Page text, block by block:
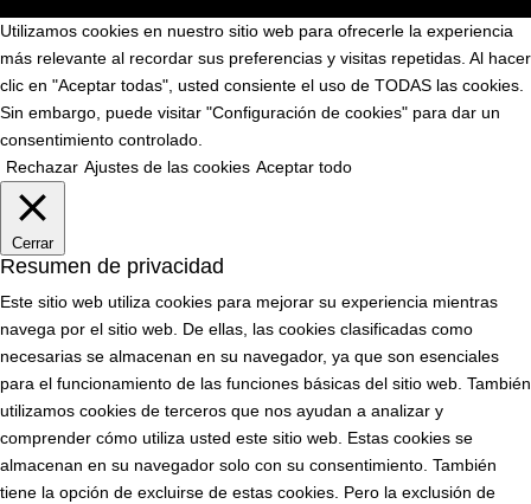
Utilizamos cookies en nuestro sitio web para ofrecerle la experiencia
más relevante al recordar sus preferencias y visitas repetidas. Al hacer
clic en "Aceptar todas", usted consiente el uso de TODAS las cookies.
Sin embargo, puede visitar "Configuración de cookies" para dar un
consentimiento controlado.
Rechazar Ajustes de las cookies Aceptar todo
Cerrar
Resumen de privacidad
Este sitio web utiliza cookies para mejorar su experiencia mientras
navega por el sitio web. De ellas, las cookies clasificadas como
necesarias se almacenan en su navegador, ya que son esenciales
para el funcionamiento de las funciones básicas del sitio web. También
utilizamos cookies de terceros que nos ayudan a analizar y
comprender cómo utiliza usted este sitio web. Estas cookies se
almacenan en su navegador solo con su consentimiento. También
tiene la opción de excluirse de estas cookies. Pero la exclusión de